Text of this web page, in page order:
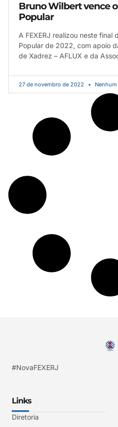
Bruno Wilbert vence
Popular
A FEXERJ realizou neste final
Popular de 2022, com apoio
de Xadrez – AFLUX e da
27 de novembro de 2022
#NovaFEXERJ
Links
Diretoria